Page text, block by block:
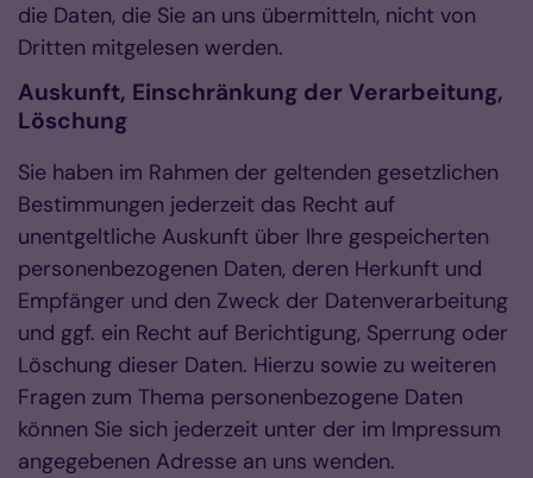
die Daten, die Sie an uns übermitteln, nicht von
Dritten mitgelesen werden.
Auskunft, Einschränkung der Verarbeitung,
Löschung
Sie haben im Rahmen der geltenden gesetzlichen
Bestimmungen jederzeit das Recht auf
unentgeltliche Auskunft über Ihre gespeicherten
personenbezogenen Daten, deren Herkunft und
Empfänger und den Zweck der Datenverarbeitung
und ggf. ein Recht auf Berichtigung, Sperrung oder
Löschung dieser Daten. Hierzu sowie zu weiteren
Fragen zum Thema personenbezogene Daten
können Sie sich jederzeit unter der im Impressum
angegebenen Adresse an uns wenden.